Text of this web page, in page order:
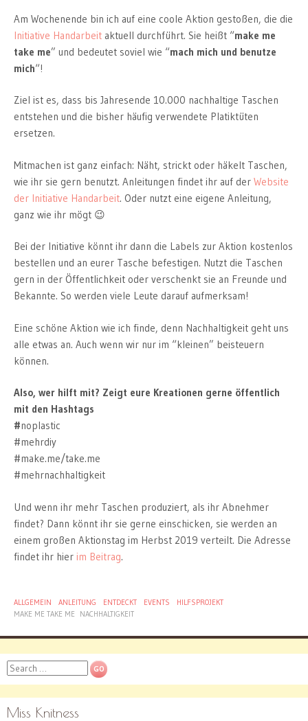
Am Wochenende bin ich auf eine coole Aktion gestoßen, die die
Initiative Handarbeit aktuell durchführt. Sie heißt “make me
take me” und bedeutet soviel wie “mach mich und benutze
mich“!
Ziel ist es, dass bis Jahresende 10.000 nachhaltige Taschen
entstehen und die bisher häufig verwendete Platiktüten
ersetzen.
Mitmachen ist ganz einfach: Näht, strickt oder häkelt Taschen,
wie ihr sie gern benutzt. Anleitungen findet ihr auf der Website
der Initiative Handarbeit. Oder nutzt eine eigene Anleitung,
ganz wie ihr mögt 😉
Bei der Initiative könnt ihr dann die Labels zur Aktion kostenlos
bestellen und an eurer Tasche befestigen. Nutzt die Taschen
gern in der Öffentlichkeit oder verschenkt sie an Freunde und
Bekannte. So werden viele Leute darauf aufmerksam!
Eine schöne Aktion wie ich finde, denn Nachhaltigkeit geht uns
alle etwas an. Auch wenn wir nur im “kleinen” beisteuern
können.
Also, wer hilft mit? Zeigt eure Kreationen gerne öffentlich
mit den Hashtags
#noplastic
#mehrdiy
#make.me/take.me
#mehrnachhaltigkeit
Und wenn ihr mehr Taschen produziert, als ihr Abnehmer
findet? Dann könnt ihr sie gerne einschicken, sie werden an
einem großen Aktionstag im Herbst 2019 verteilt. Die Adresse
findet ihr hier im Beitrag.
ALLGEMEIN ANLEITUNG ENTDECKT EVENTS
HILFSPROJEKT
MAKE ME TAKE ME
NACHHALTIGKEIT
Search
Miss Knitness